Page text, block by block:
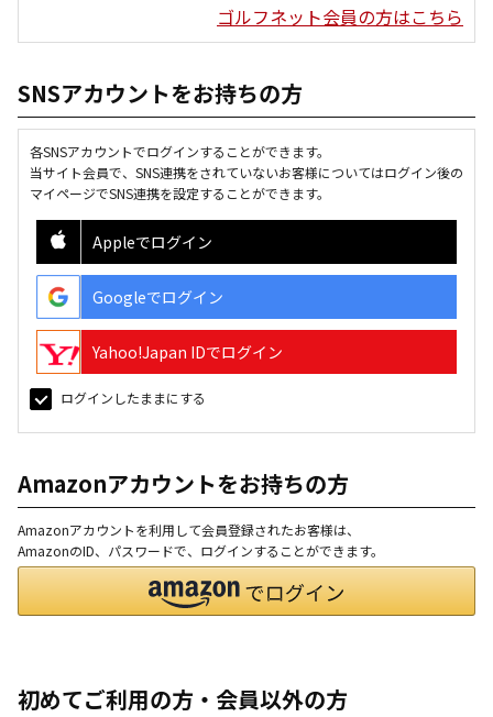
ゴルフネット会員の方はこちら
SNSアカウントをお持ちの方
各SNSアカウントでログインすることができます。
当サイト会員で、SNS連携をされていないお客様についてはログイン後の
マイページでSNS連携を設定することができます。
Appleでログイン
Googleでログイン
Yahoo!Japan IDでログイン
ログインしたままにする
Amazonアカウントをお持ちの方
Amazonアカウントを利用して会員登録されたお客様は、
AmazonのID、パスワードで、ログインすることができます。
初めてご利用の方・会員以外の方